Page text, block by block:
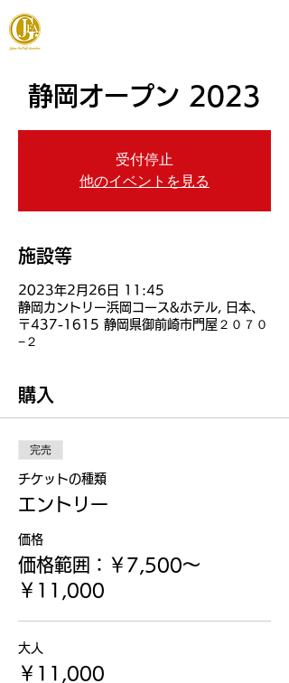
静岡オープン 2023
受付停止
他のイベントを見る
施設等
2023年2月26日 11:45
静岡カントリー浜岡コース&ホテル, 日本、
〒437-1615 静岡県御前崎市門屋２０７０
−２
購入
完売
チケットの種類
エントリー
価格
価格範囲：￥7,500〜
￥11,000
大人
￥11,000